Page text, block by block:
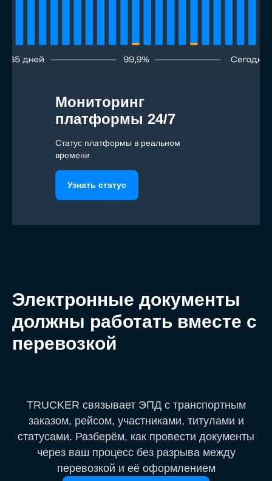
Мониторинг
платформы 24/7
Статус платформы в реальном
времени
Узнать статус
Электронные документы
должны работать вместе с
перевозкой
TRUCKER связывает ЭПД с транспортным
заказом, рейсом, участниками, титулами и
статусами. Разберём, как провести документы
через ваш процесс без разрыва между
перевозкой и её оформлением